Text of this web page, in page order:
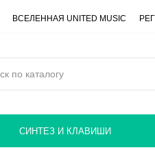
ВСЕЛЕННАЯ UNITED MUSIC
СИНТЕЗ И КЛАВИШИ